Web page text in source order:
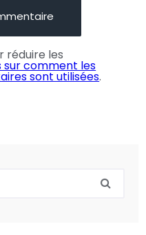
réduire les
sur comment les
sont utilisées.